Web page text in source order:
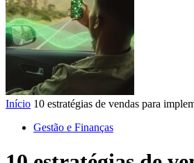
Início 10 estratégias de vendas para
Gestão e Finanças